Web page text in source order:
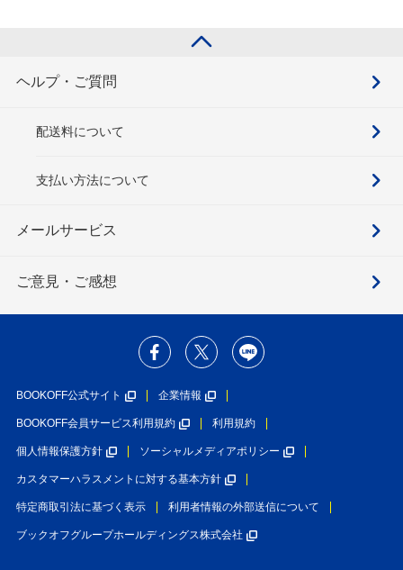
ヘルプ・ご質問
配送料について
支払い方法について
メールサービス
ご意見・ご感想
BOOKOFF公式サイト 企業情報
BOOKOFF会員サービス利用規約 利用規約
個人情報保護方針 ソーシャルメディアポリシー
カスタマーハラスメントに対する基本方針
特定商取引法に基づく表示 利用者情報の外部送信について
ブックオフグループホールディングス株式会社